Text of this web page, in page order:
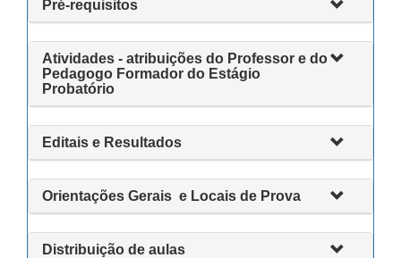
Pré-requisitos
Atividades - atribuições do Professor e do
Pedagogo Formador do Estágio
Probatório
Editais e Resultados
Orientações Gerais e Locais de Prova
Distribuição de aulas